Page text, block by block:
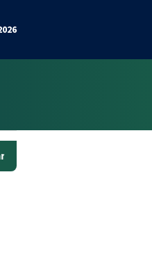
06.00, Ini Daftar Lengkap